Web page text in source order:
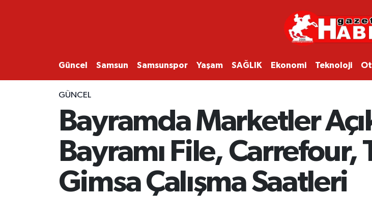
Güncel Samsun Samsunspor Yaşam SAĞLIK Ekonomi Teknoloji
GÜNCEL
Bayramda Marketler
Bayramı File, Carrefour,
Gimsa Çalışma Saatleri
SAMSUN
SAMSUNSPOR
EKONOMİ